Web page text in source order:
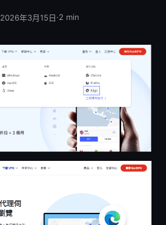
2026年3月15日·2 min